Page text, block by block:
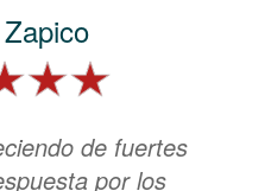
de fuertes
por los